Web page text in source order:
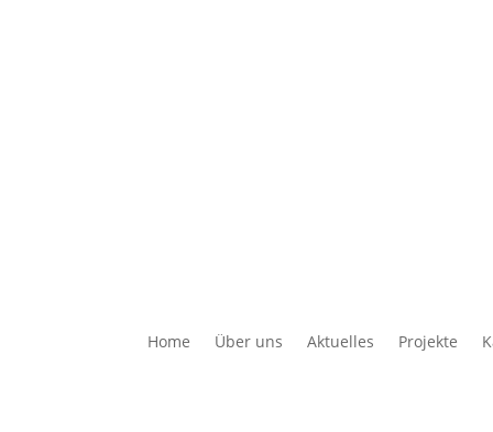
Home Über uns Aktuelles Projekte